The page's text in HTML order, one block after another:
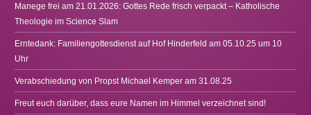
Manege frei am 21.01.2026: Gottes Rede frisch verpackt – Katholische
Theologie im Science Slam
Erntedank: Familiengottesdienst auf Hof Hinderfeld am 05.10.25 um 10
Uhr
Verabschiedung von Propst Michael Kemper am 31.08.25
Freut euch darüber, dass eure Namen im Himmel verzeichnet sind!